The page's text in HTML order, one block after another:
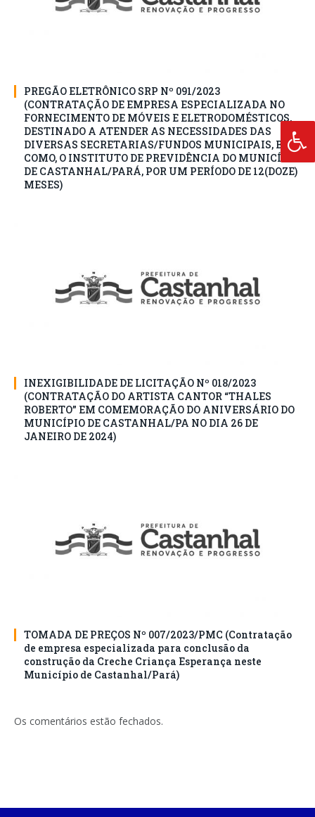
PREGÃO ELETRÔNICO SRP Nº 091/2023
(CONTRATAÇÃO DE EMPRESA ESPECIALIZADA NO
FORNECIMENTO DE MÓVEIS E ELETRODOMÉSTICOS,
DESTINADO A ATENDER AS NECESSIDADES DAS
DIVERSAS SECRETARIAS/FUNDOS MUNICIPAIS, BEM
COMO, O INSTITUTO DE PREVIDÊNCIA DO MUNICÍPIO
DE CASTANHAL/PARÁ, POR UM PERÍODO DE 12(DOZE)
MESES)
INEXIGIBILIDADE DE LICITAÇÃO Nº 018/2023
(CONTRATAÇÃO DO ARTISTA CANTOR “THALES
ROBERTO” EM COMEMORAÇÃO DO ANIVERSÁRIO DO
MUNICÍPIO DE CASTANHAL/PA NO DIA 26 DE
JANEIRO DE 2024)
TOMADA DE PREÇOS Nº 007/2023/PMC (Contratação
de empresa especializada para conclusão da
construção da Creche Criança Esperança neste
Município de Castanhal/Pará)
Os comentários estão fechados.